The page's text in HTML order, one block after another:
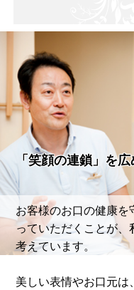
「笑顔の連鎖」を
お客様のお口の健康を
っていただくことが、
考えています。
美しい表情やお口元は